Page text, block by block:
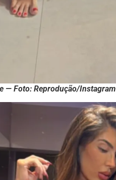
— Foto: Reprodução/Instagram